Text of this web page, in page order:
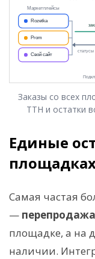
Заказы со всех
ТТН и остатки
Единые
Самая частая
— перепродажа
площадке, а на
наличии.